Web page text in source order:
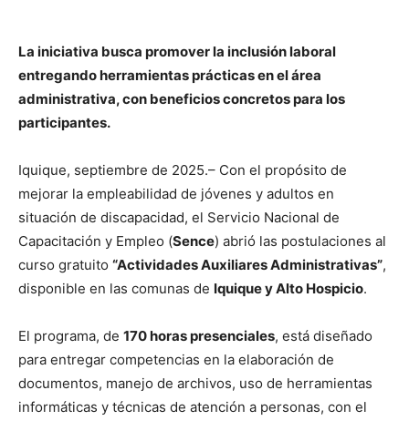
La iniciativa busca promover la inclusión laboral
entregando herramientas prácticas en el área
administrativa, con beneficios concretos para los
participantes.
Iquique, septiembre de 2025.– Con el propósito de
mejorar la empleabilidad de jóvenes y adultos en
situación de discapacidad, el Servicio Nacional de
Capacitación y Empleo (Sence) abrió las postulaciones al
curso gratuito “Actividades Auxiliares Administrativas”,
disponible en las comunas de Iquique y Alto Hospicio.
El programa, de 170 horas presenciales, está diseñado
para entregar competencias en la elaboración de
documentos, manejo de archivos, uso de herramientas
informáticas y técnicas de atención a personas, con el